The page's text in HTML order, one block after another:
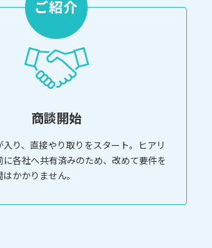
商談開始
り、直接やり取りをスタート。ヒアリ
に各社へ共有済みのため、改めて要件を
かかりません。